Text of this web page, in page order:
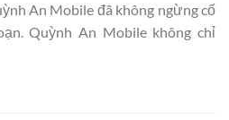
An Mobile đã không ngừng cố
Quỳnh An Mobile không chỉ